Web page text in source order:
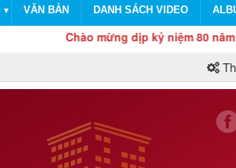
▼ VĂN BẢN DANH SÁCH VIDEO
Chào mừng dịp kỷ niệm 80 năm Cách